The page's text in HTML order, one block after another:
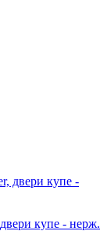
купе - нерж.